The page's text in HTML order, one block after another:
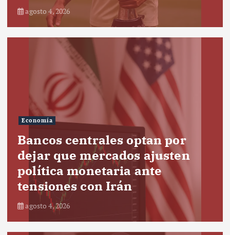
agosto 4, 2026
Economía
Bancos centrales optan por
dejar que mercados ajusten
política monetaria ante
tensiones con Irán
agosto 4, 2026